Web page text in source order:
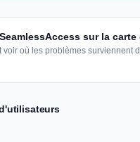
sur la carte
voir où les problèmes